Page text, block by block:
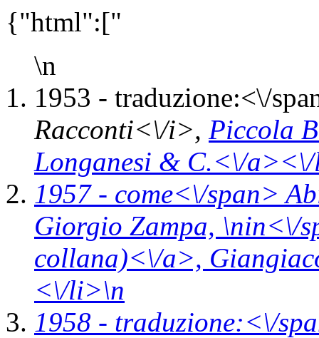
{"html":["
\n
1953 - traduzione:<\/
Racconti<\/i>, Piccola
Longanesi & C.<\/
1957 - come<\/span>
Giorgio Zampa, \nin<\/
collana)<\/a>,
<\/li>\n
1958 - traduzione:<\/